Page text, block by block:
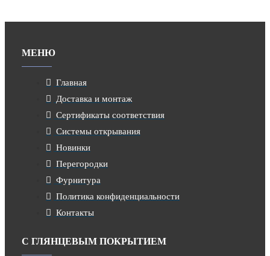
МЕНЮ
Главная
Доставка и монтаж
Сертификаты соответствия
Системы открывания
Новинки
Перегородки
Фурнитура
Политика конфиденциальности
Контакты
С ГЛЯНЦЕВЫМ ПОКРЫТИЕМ